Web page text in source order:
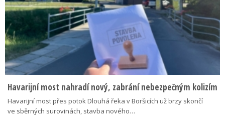
Havarijní most nahradí nový, zabrání nebezpečným kolizím
Havarijní most přes potok Dlouhá řeka v Boršicích už brzy skončí
ve sběrných surovinách, stavba nového…